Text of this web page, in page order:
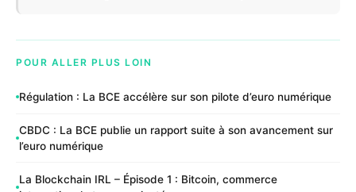
POUR ALLER PLUS LOIN
Régulation : La BCE accélère sur son pilote d’euro numérique
CBDC : La BCE publie un rapport suite à son avancement sur
l’euro numérique
La Blockchain IRL – Épisode 1 : Bitcoin, commerce